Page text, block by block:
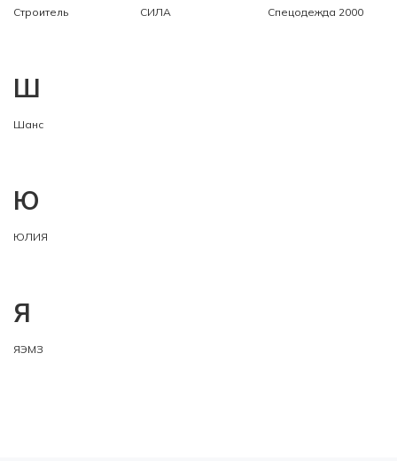
Строитель
СИЛА
Спецодежда 2000
Ш
Шанс
Ю
ЮЛИЯ
Я
ЯЭМЗ